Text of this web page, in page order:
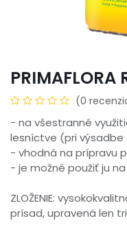
(0
- na všestranné
lesníctve (pri
- vhodná na prípravu
- je možné použiť ju
ZLOŽENIE:
prísad, upravená len